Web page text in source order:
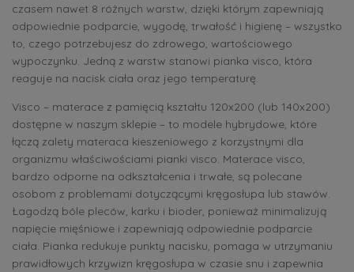
czasem nawet 8 różnych warstw, dzięki którym zapewniają
odpowiednie podparcie, wygodę, trwałość i higienę – wszystko
to, czego potrzebujesz do zdrowego, wartościowego
wypoczynku. Jedną z warstw stanowi pianka visco, która
reaguje na nacisk ciała oraz jego temperaturę.
Visco – materace z pamięcią kształtu 120x200 (lub 140x200)
dostępne w naszym sklepie – to modele hybrydowe, które
łączą zalety materaca kieszeniowego z korzystnymi dla
organizmu właściwościami pianki visco. Materace visco,
bardzo odporne na odkształcenia i trwałe, są polecane
osobom z problemami dotyczącymi kręgosłupa lub stawów.
Łagodzą bóle pleców, karku i bioder, ponieważ minimalizują
napięcie mięśniowe i zapewniają odpowiednie podparcie
ciała. Pianka redukuje punkty nacisku, pomaga w utrzymaniu
prawidłowych krzywizn kręgosłupa w czasie snu i zapewnia